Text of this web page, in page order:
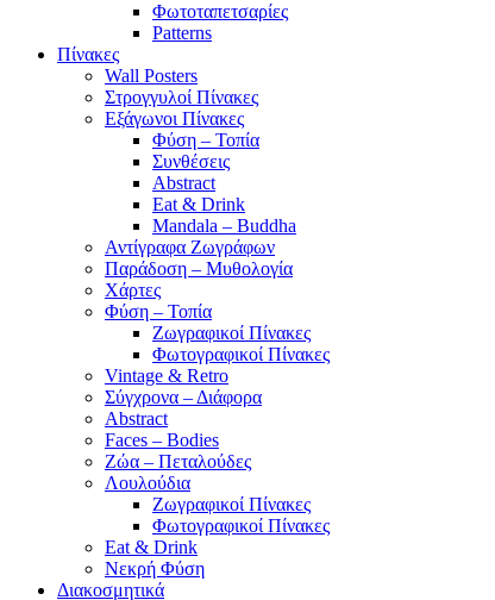
Φωτοταπετσαρίες
Patterns
Πίνακες
Wall Posters
Στρογγυλοί Πίνακες
Εξάγωνοι Πίνακες
Φύση – Τοπία
Συνθέσεις
Abstract
Eat & Drink
Mandala – Buddha
Αντίγραφα Ζωγράφων
Παράδοση – Μυθολογία
Χάρτες
Φύση – Τοπία
Ζωγραφικοί Πίνακες
Φωτογραφικοί Πίνακες
Vintage & Retro
Σύγχρονα – Διάφορα
Abstract
Faces – Bodies
Ζώα – Πεταλούδες
Λουλούδια
Ζωγραφικοί Πίνακες
Φωτογραφικοί Πίνακες
Eat & Drink
Νεκρή Φύση
Διακοσμητικά